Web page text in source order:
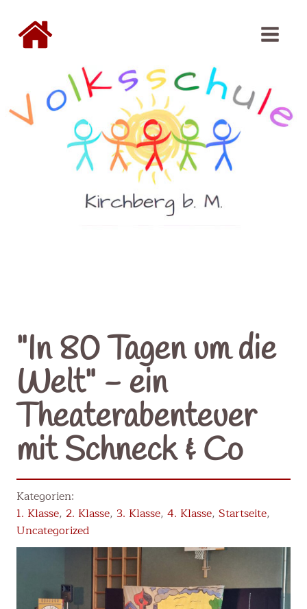
"In 80 Tagen um die
Welt" - ein
Theaterabenteuer
mit Schneck & Co
1. Klasse, 2. Klasse, 3. Klasse, 4. Klasse, Startseite,
Uncategorized